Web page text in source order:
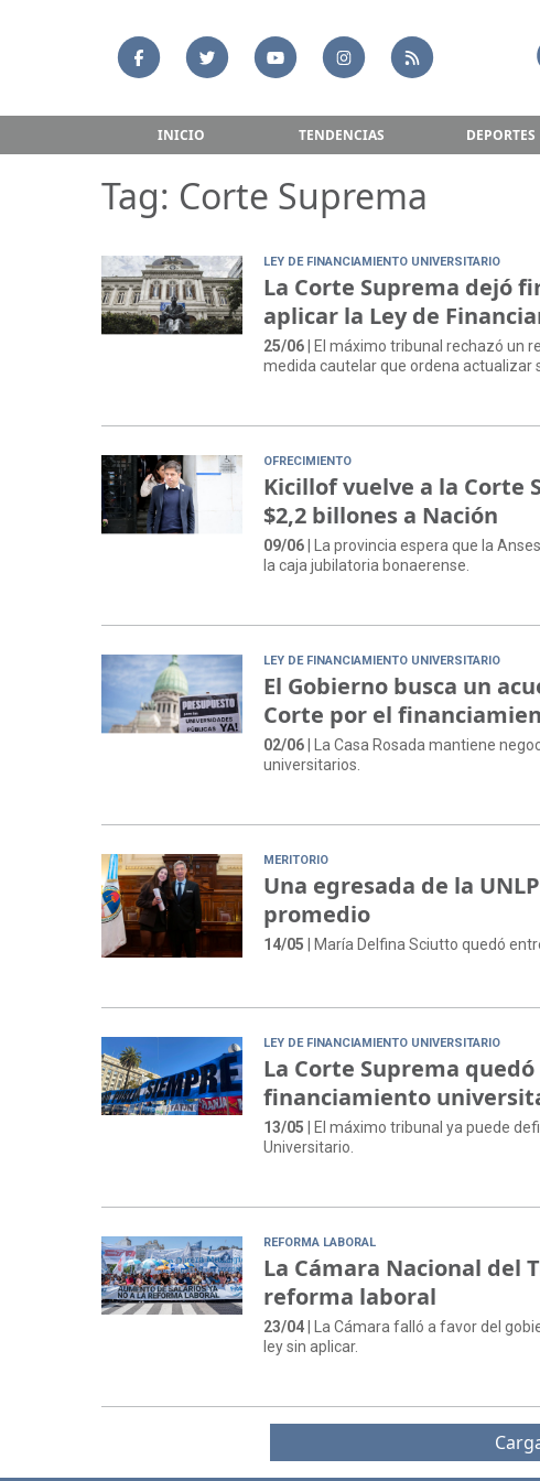
INICIO TENDENCIAS DEPORTES
Tag: Corte Suprema
LEY DE FINANCIAMIENTO UNIVERSITARIO
La Corte Suprema dejó
aplicar la Ley de
25/06 | El máximo tribunal rechazó un
medida cautelar que ordena actualizar
OFRECIMIENTO
Kicillof vuelve a la Corte
$2,2 billones a Nación
09/06 | La provincia espera que la
la caja jubilatoria bonaerense.
LEY DE FINANCIAMIENTO UNIVERSITARIO
El Gobierno busca un
Corte por el
02/06 | La Casa Rosada mantiene
universitarios.
MERITORIO
Una egresada de la
promedio
14/05 | María Delfina Sciutto quedó
LEY DE FINANCIAMIENTO UNIVERSITARIO
La Corte Suprema
financiamiento
13/05 | El máximo tribunal ya puede
Universitario.
REFORMA LABORAL
La Cámara Nacional del
reforma laboral
23/04 | La Cámara falló a favor del
ley sin aplicar.